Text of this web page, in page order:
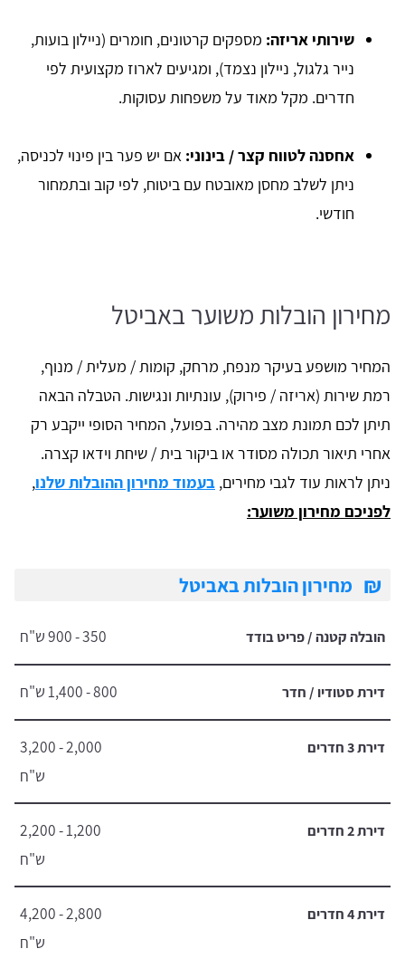
שירותי אריזה: מספקים קרטונים, חומרים (ניילון בועות,
נייר גלגול, ניילון נצמד), ומגיעים לארוז מקצועית לפי
חדרים. מקל מאוד על משפחות עסוקות.
אחסנה לטווח קצר / בינוני: אם יש פער בין פינוי לכניסה,
ניתן לשלב מחסן מאובטח עם ביטוח, לפי קוב ובתמחור
חודשי.
מחירון הובלות משוער באביטל
המחיר מושפע בעיקר מנפח, מרחק, קומות / מעלית / מנוף,
רמת שירות (אריזה / פירוק), עונתיות ונגישות. הטבלה הבאה
תיתן לכם תמונת מצב מהירה. בפועל, המחיר הסופי ייקבע רק
אחרי תיאור תכולה מסודר או ביקור בית / שיחת וידאו קצרה.
ניתן לראות עוד לגבי מחירים, בעמוד מחירון ההובלות שלנו,
לפניכם מחירון משוער:
₪ מחירון הובלות באביטל
הובלה קטנה / פריט בודד 350 - 900 ש"ח
דירת סטודיו / חדר 800 - 1,400 ש"ח
דירת 3 חדרים
2,000 - 3,200
ש"ח
דירת 2 חדרים
1,200 - 2,200
ש"ח
דירת 4 חדרים
2,800 - 4,200
ש"ח